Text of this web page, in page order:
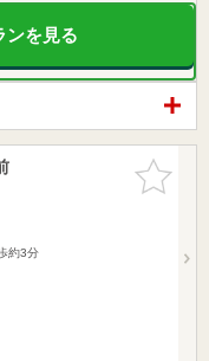
ンを見る
お気に入
りに追加
約3分